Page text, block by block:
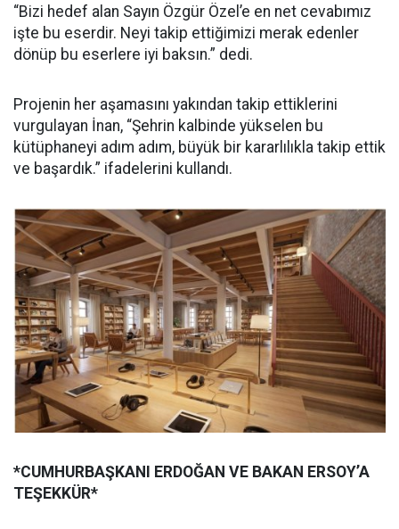
“Bizi hedef alan Sayın Özgür Özel’e en net cevabımız
işte bu eserdir. Neyi takip ettiğimizi merak edenler
dönüp bu eserlere iyi baksın.” dedi.
Projenin her aşamasını yakından takip ettiklerini
vurgulayan İnan, “Şehrin kalbinde yükselen bu
kütüphaneyi adım adım, büyük bir kararlılıkla takip ettik
ve başardık.” ifadelerini kullandı.
*CUMHURBAŞKANI ERDOĞAN VE BAKAN ERSOY’A
TEŞEKKÜR*